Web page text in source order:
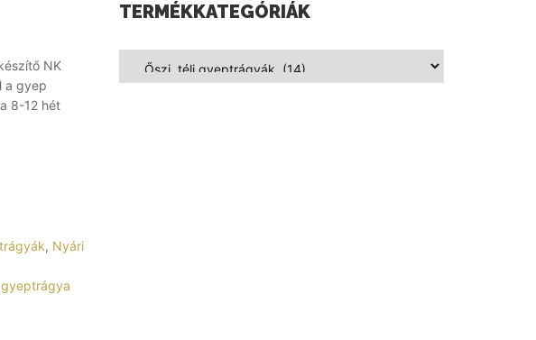
NK
a gyep
8-12 hét
, Nyári
TERMÉKKATEGÓRIÁK